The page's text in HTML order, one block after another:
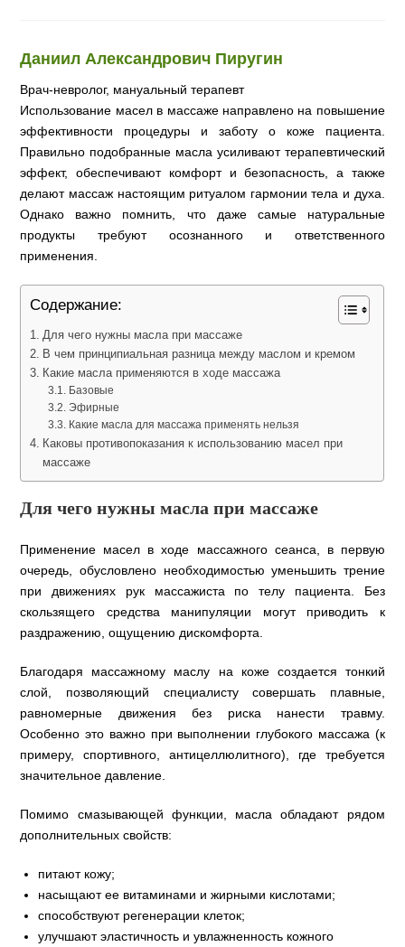
Даниил Александрович Пиругин
Врач-невролог, мануальный терапевт
Использование масел в массаже направлено на повышение
эффективности процедуры и заботу о коже пациента.
Правильно подобранные масла усиливают терапевтический
эффект, обеспечивают комфорт и безопасность, а также
делают массаж настоящим ритуалом гармонии тела и духа.
Однако важно помнить, что даже самые натуральные
продукты требуют осознанного и ответственного
применения.
Содержание:
Для чего нужны масла при массаже
В чем принципиальная разница между маслом и кремом
Какие масла применяются в ходе массажа
Базовые
Эфирные
Какие масла для массажа применять нельзя
Каковы противопоказания к использованию масел при
массаже
Для чего нужны масла при массаже
Применение масел в ходе массажного сеанса, в первую
очередь, обусловлено необходимостью уменьшить трение
при движениях рук массажиста по телу пациента. Без
скользящего средства манипуляции могут приводить к
раздражению, ощущению дискомфорта.
Благодаря массажному маслу на коже создается тонкий
слой, позволяющий специалисту совершать плавные,
равномерные движения без риска нанести травму.
Особенно это важно при выполнении глубокого массажа (к
примеру, спортивного, антицеллюлитного), где требуется
значительное давление.
Помимо смазывающей функции, масла обладают рядом
дополнительных свойств:
питают кожу;
насыщают ее витаминами и жирными кислотами;
способствуют регенерации клеток;
улучшают эластичность и увлажненность кожного